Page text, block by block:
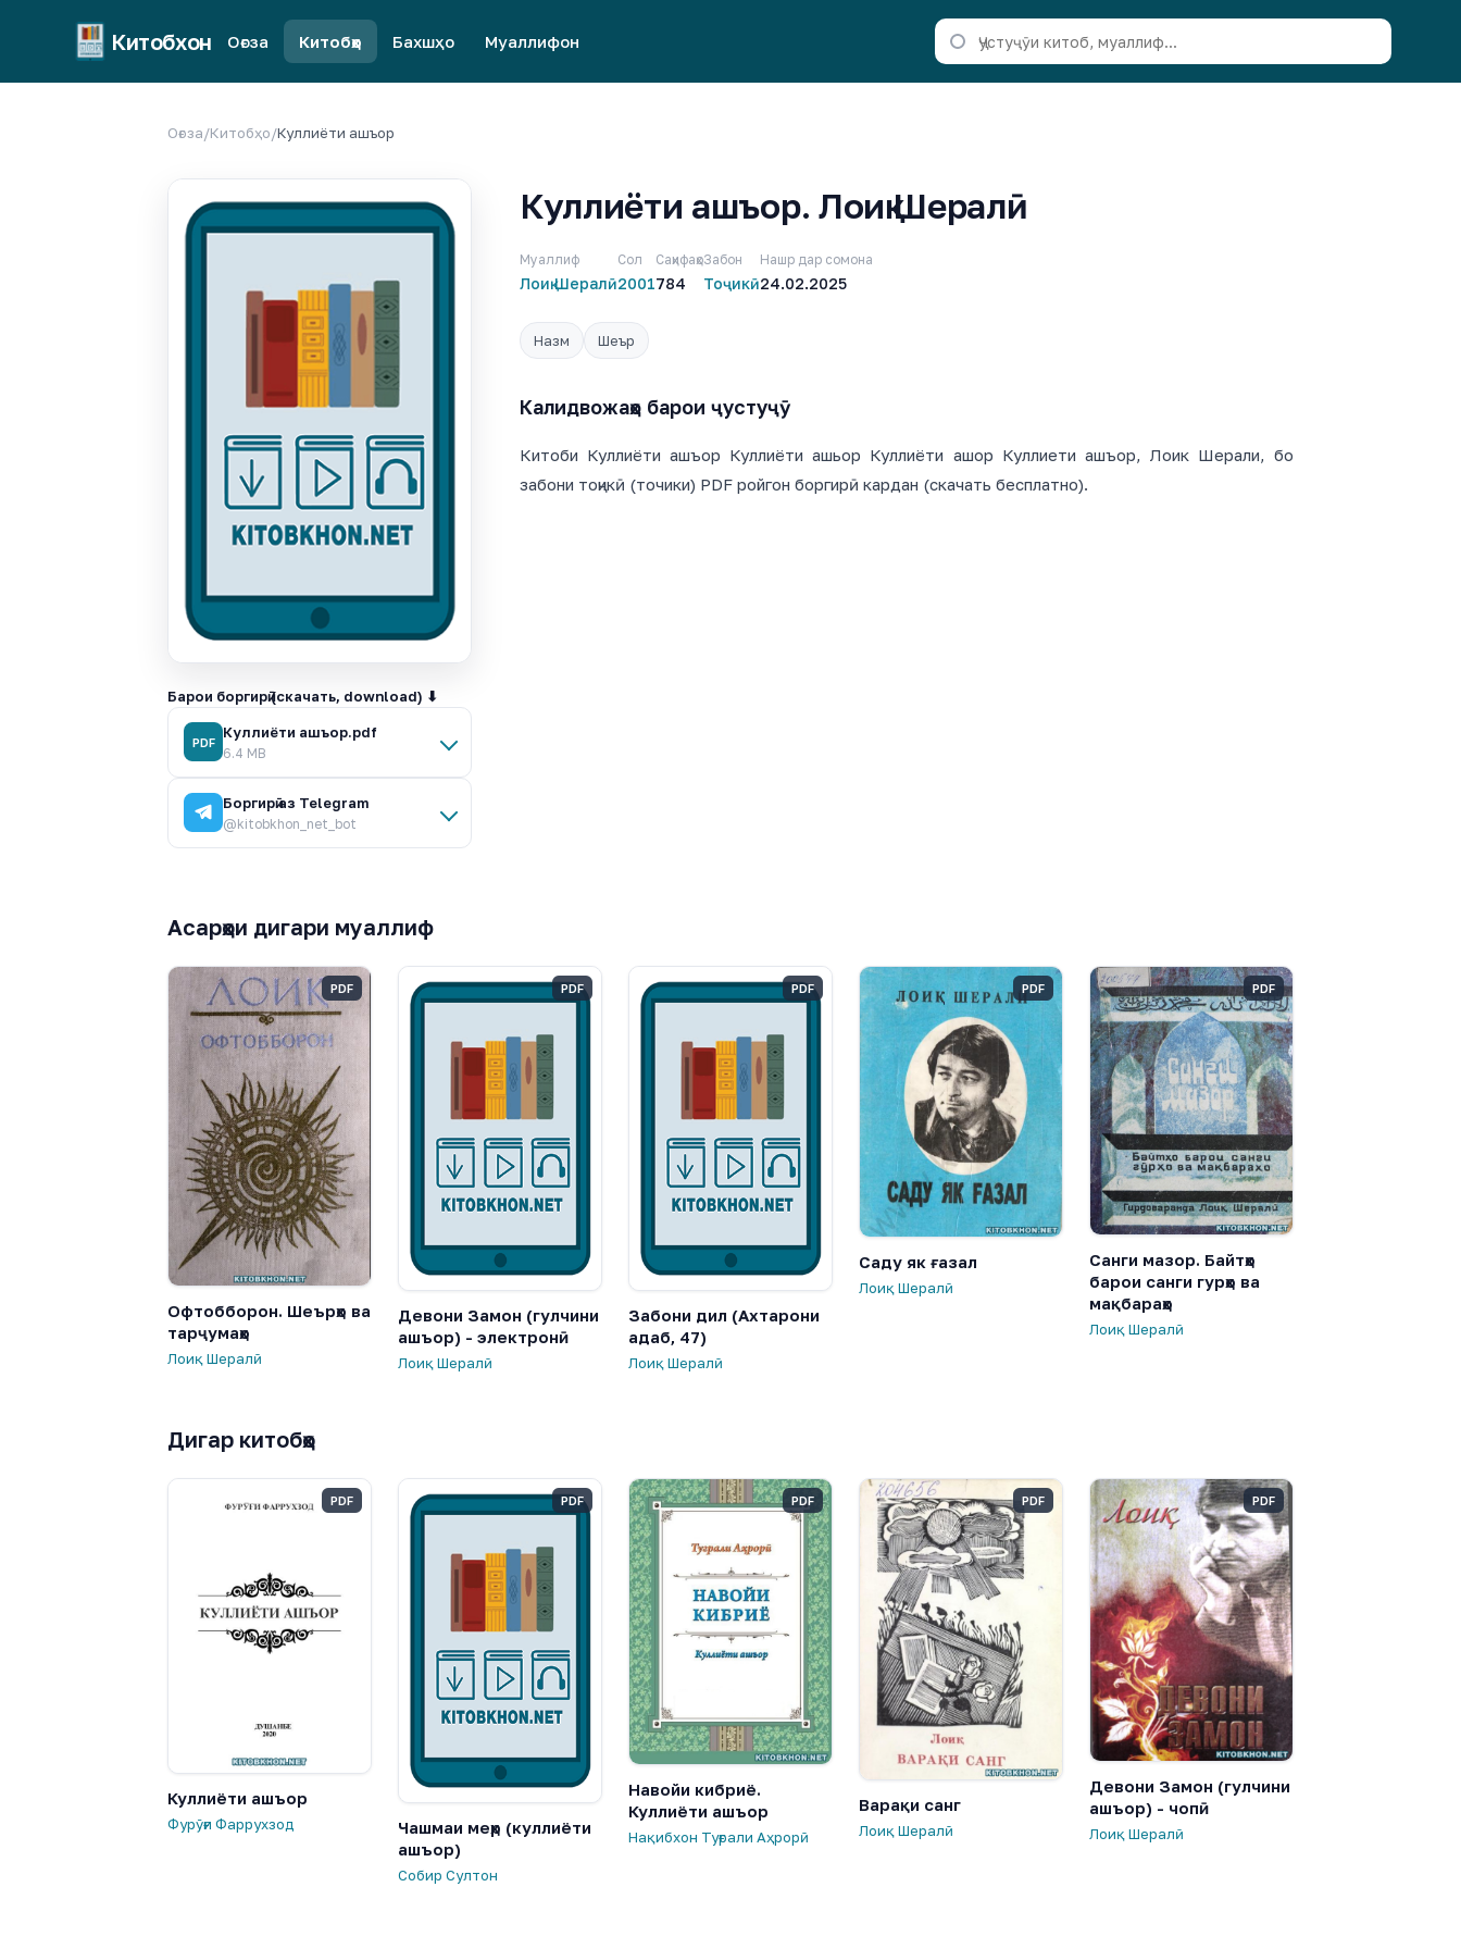
Китобхон Оғоза Китобҳо Бахшҳо Муаллифон
Оғоза/Китобҳо/Куллиёти ашъор
Барои боргирӣ (скачать, download) ⬇
PDF
Куллиёти ашъор.pdf
6.4 MB
Боргирӣ аз Telegram
@kitobkhon_net_bot
Куллиёти ашъор. Лоиқ Шералӣ
Муаллиф
Лоиқ Шералӣ
Сол
2001
Саҳифаҳо
784
Забон
Тоҷикӣ
Нашр дар сомона
24.02.2025
Назм Шеър
Калидвожаҳо барои ҷустуҷӯ
Китоби Куллиёти ашъор Куллиёти ашьор Куллиёти ашор Куллиети ашъор, Лоик Шерали, бо
забони тоҷикӣ (точики) PDF ройгон боргирӣ кардан (скачать бесплатно).
Асарҳои дигари муаллиф
PDF
Офтобборон. Шеърҳо ва
тарҷумаҳо
Лоиқ Шералӣ
PDF
Девони Замон (гулчини
ашъор) - электронӣ
Лоиқ Шералӣ
PDF
Забони дил (Ахтарони
адаб, 47)
Лоиқ Шералӣ
PDF
Саду як ғазал
Лоиқ Шералӣ
PDF
Санги мазор. Байтҳо
барои санги гурҳо ва
мақбараҳо
Лоиқ Шералӣ
Дигар китобҳо
PDF
Куллиёти ашъор
Фурӯғи Фаррухзод
PDF
Чашмаи меҳр (куллиёти
ашъор)
Собир Султон
PDF
Навойи кибриё.
Куллиёти ашъор
Нақибхон Туғрали Аҳрорӣ
PDF
Варақи санг
Лоиқ Шералӣ
PDF
Девони Замон (гулчини
ашъор) - чопӣ
Лоиқ Шералӣ